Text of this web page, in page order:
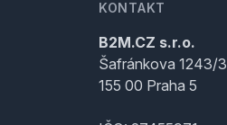
KONTAKT
B2M.CZ s.r.o.
Šafránkova 1243/3
155 00 Praha 5